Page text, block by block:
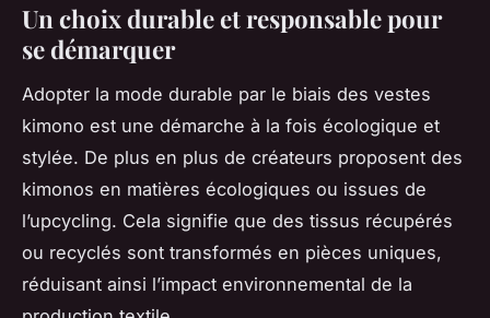
Un choix durable et responsable pour
se démarquer
Adopter la mode durable par le biais des vestes
kimono est une démarche à la fois écologique et
stylée. De plus en plus de créateurs proposent des
kimonos en matières écologiques ou issues de
l’upcycling. Cela signifie que des tissus récupérés
ou recyclés sont transformés en pièces uniques,
réduisant ainsi l’impact environnemental de la